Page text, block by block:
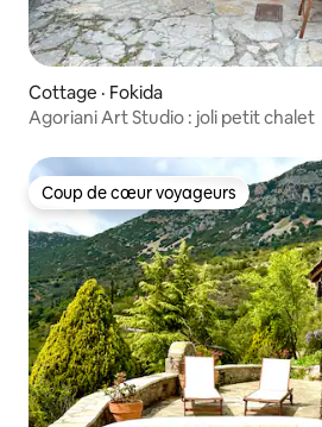
Cottage · Fokida
Agoriani Art Studio : joli petit chalet
Coup de cœur voyageurs
Coup de cœur voyageurs